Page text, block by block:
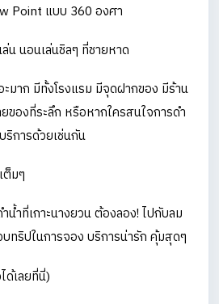
Point แบบ 360 องศา
น นอนเล่นชิลๆ ที่ชายหาด
มาก มีทั้งโรงแรม มีจุดฝากของ มีร้าน
ของที่ระลึก หรือหากใครสนใจการดำ
ริการด้วยเช่นกัน
ต็มๆ
น้ำที่เกาะนางยวน ต้องลอง! ไปกับลม
ทริปในการจอง บริการน่ารัก คุ้มสุดๆ
ด้เลยที่นี่)